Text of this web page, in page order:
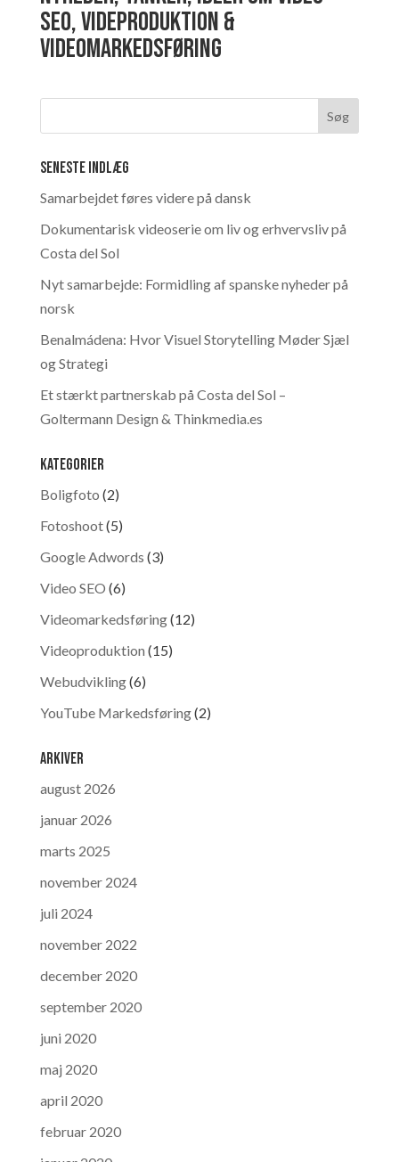
SEO, videproduktion &
videomarkedsføring
Seneste indlæg
Samarbejdet føres videre på dansk
Dokumentarisk videoserie om liv og erhvervsliv på
Costa del Sol
Nyt samarbejde: Formidling af spanske nyheder på
norsk
Benalmádena: Hvor Visuel Storytelling Møder Sjæl
og Strategi
Et stærkt partnerskab på Costa del Sol –
Goltermann Design & Thinkmedia.es
Kategorier
Boligfoto (2)
Fotoshoot(5)
Google Adwords (3)
Video SEO (6)
Videomarkedsføring(12)
Videoproduktion (15)
Webudvikling(6)
YouTube Markedsføring(2)
Arkiver
august 2026
januar 2026
marts 2025
november 2024
juli 2024
november 2022
december 2020
september 2020
juni 2020
maj 2020
april 2020
februar 2020